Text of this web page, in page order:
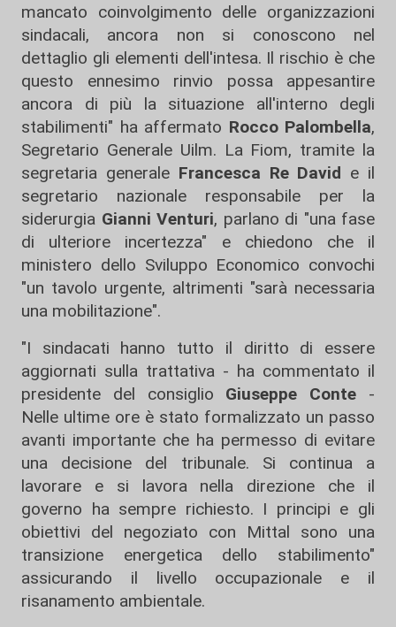
mancato coinvolgimento delle organizzazioni
sindacali, ancora non si conoscono nel
dettaglio gli elementi dell'intesa. Il rischio è che
questo ennesimo rinvio possa appesantire
ancora di più la situazione all'interno degli
stabilimenti" ha affermato Rocco Palombella,
Segretario Generale Uilm. La Fiom, tramite la
segretaria generale Francesca Re David e il
segretario nazionale responsabile per la
siderurgia Gianni Venturi, parlano di "una fase
di ulteriore incertezza" e chiedono che il
ministero dello Sviluppo Economico convochi
"un tavolo urgente, altrimenti "sarà necessaria
una mobilitazione".
"I sindacati hanno tutto il diritto di essere
aggiornati sulla trattativa - ha commentato il
presidente del consiglio Giuseppe Conte -
Nelle ultime ore è stato formalizzato un passo
avanti importante che ha permesso di evitare
una decisione del tribunale. Si continua a
lavorare e si lavora nella direzione che il
governo ha sempre richiesto. I principi e gli
obiettivi del negoziato con Mittal sono una
transizione energetica dello stabilimento"
assicurando il livello occupazionale e il
risanamento ambientale.